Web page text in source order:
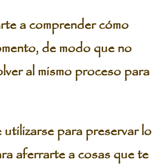
a comprender cómo
de modo que no
al mismo proceso para
para preservar lo
aferrarte a cosas que te